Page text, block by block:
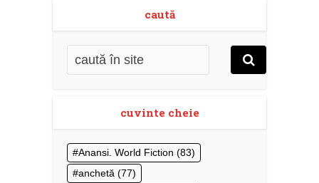
caută
cuvinte cheie
Anansi. World Fiction (83)
anchetă (77)